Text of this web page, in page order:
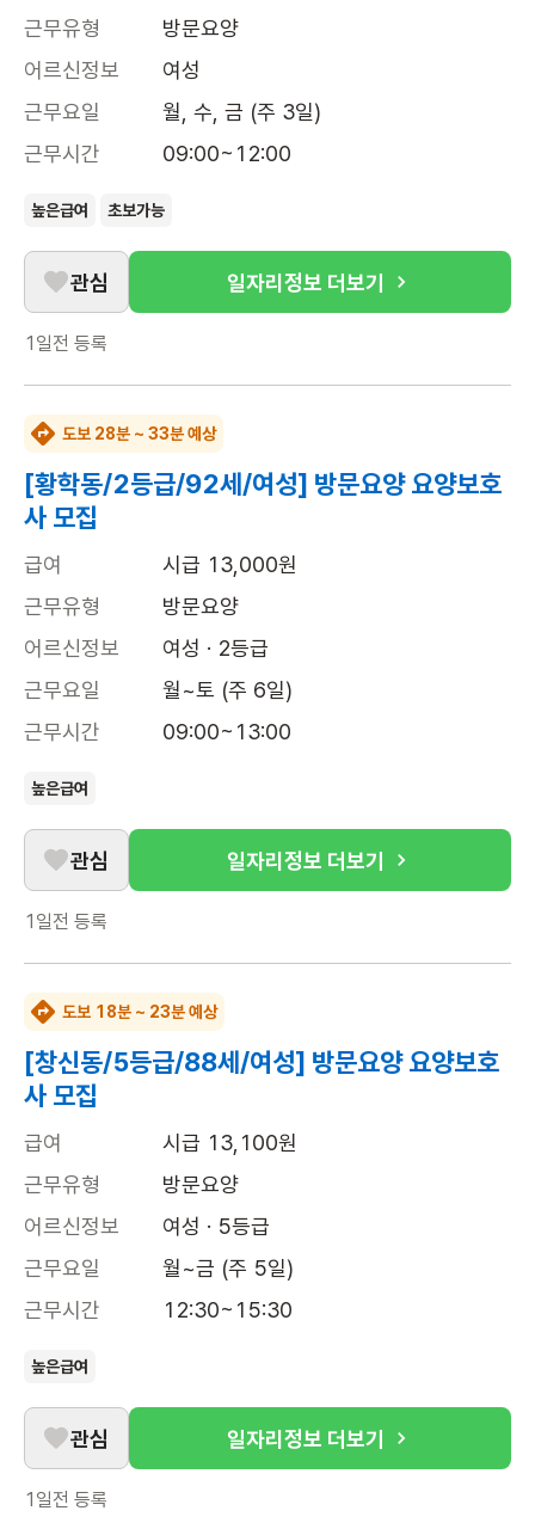
근무유형
방문요양
어르신정보
여성
근무요일
월, 수, 금 (주 3일)
근무시간
09:00~12:00
높은급여 초보가능
관심 일자리정보 더보기
1일전 등록
도보 28분 ~ 33분 예상
[황학동/2등급/92세/여성] 방문요양 요양보호
사 모집
급여
시급 13,000원
근무유형
방문요양
어르신정보
여성 · 2등급
근무요일
월~토 (주 6일)
근무시간
09:00~13:00
높은급여
관심 일자리정보 더보기
1일전 등록
도보 18분 ~ 23분 예상
[창신동/5등급/88세/여성] 방문요양 요양보호
사 모집
급여
시급 13,100원
근무유형
방문요양
어르신정보
여성 · 5등급
근무요일
월~금 (주 5일)
근무시간
12:30~15:30
높은급여
관심 일자리정보 더보기
1일전 등록